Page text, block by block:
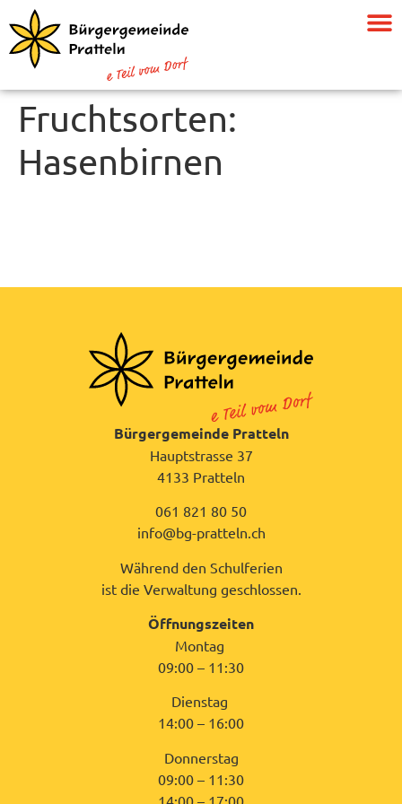
Fruchtsorten:
Hasenbirnen
Bürgergemeinde Pratteln
Hauptstrasse 37
4133 Pratteln
061 821 80 50
info@bg-pratteln.ch
Während den Schulferien
ist die Verwaltung geschlossen.
Öffnungszeiten
Montag
09:00 – 11:30
Dienstag
14:00 – 16:00
Donnerstag
09:00 – 11:30
14:00 – 17:00